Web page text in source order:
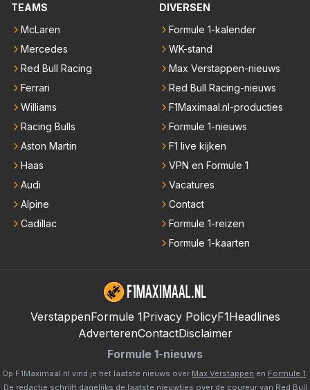
TEAMS
McLaren
Mercedes
Red Bull Racing
Ferrari
Williams
Racing Bulls
Aston Martin
Haas
Audi
Alpine
Cadillac
DIVERSEN
Formule 1-kalender
WK-stand
Max Verstappen-nieuws
Red Bull Racing-nieuws
F1Maximaal.nl-producties
Formule 1-nieuws
F1 live kijken
VPN en Formule 1
Vacatures
Contact
Formule 1-reizen
Formule 1-kaarten
VerstappenFormule 1Privacy PolicyF1Headlines
AdverterenContactDisclaimer
Formule 1-nieuws
Op F1Maximaal.nl vind je het laatste nieuws over Max Verstappen en Formule 1
De redactie schrijft dagelijks de laatste nieuwtjes over de coureur van Red Bull